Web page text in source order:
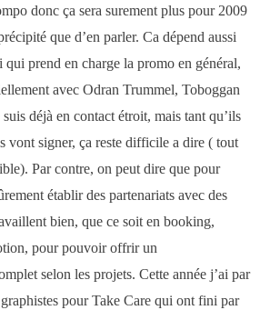
donc ça sera surement plus pour 2009
que d’en parler. Ca dépend aussi
qui prend en charge la promo en général,
avec Odran Trummel, Toboggan
déjà en contact étroit, mais tant qu’ils
vont signer, ça reste difficile a dire ( tout
Par contre, on peut dire que pour
établir des partenariats avec des
bien, que ce soit en booking,
pour pouvoir offrir un
selon les projets. Cette année j’ai par
pour Take Care qui ont fini par